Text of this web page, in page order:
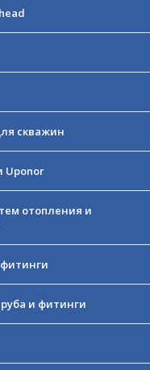
скважин
Uponor
отопления и
и фитинги